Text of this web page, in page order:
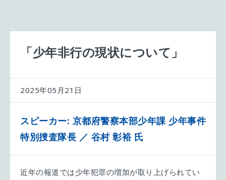
「少年非行の現状について」
2025年05月21日
スピーカー: 京都府警察本部少年課 少年事件
特別捜査隊長 ／ 谷村 彰裕 氏
近年の報道では少年犯罪の増加が取り上げられてい